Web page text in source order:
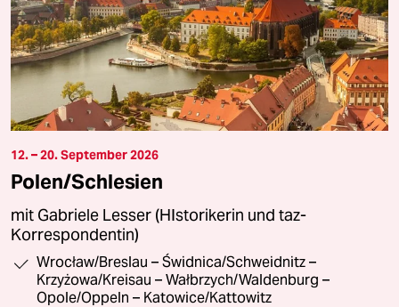
12. – 20. September 2026
Polen/Schlesien
mit Gabriele Lesser (HIstorikerin und taz-
Korrespondentin)
Wrocław/Breslau – Świdnica/Schweidnitz –
Krzyżowa/Kreisau – Wałbrzych/Waldenburg –
Opole/Oppeln – Katowice/Kattowitz